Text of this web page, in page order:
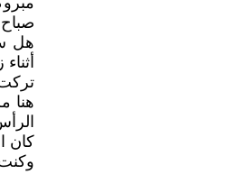
هل
هنا
كان